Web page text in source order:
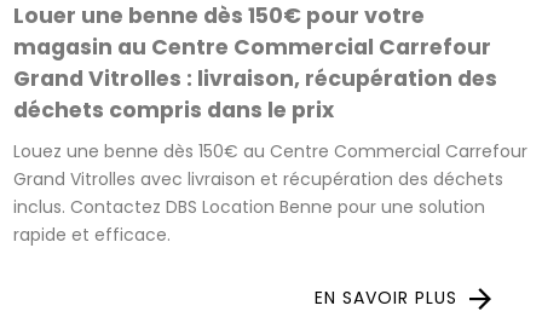
Louer une benne dès 150€ pour votre
magasin au Centre Commercial Carrefour
Grand Vitrolles : livraison, récupération des
déchets compris dans le prix
Louez une benne dès 150€ au Centre Commercial Carrefour
Grand Vitrolles avec livraison et récupération des déchets
inclus. Contactez DBS Location Benne pour une solution
rapide et efficace.
EN SAVOIR PLUS